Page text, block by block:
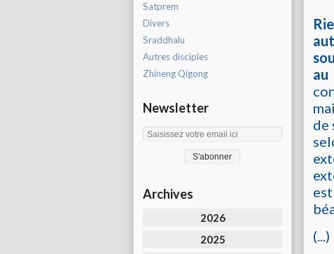
Satprem
Divers
Sraddhalu
Autres disciples
Zhineng Qigong
Newsletter
Archives
2026
2025
au
de
(...)